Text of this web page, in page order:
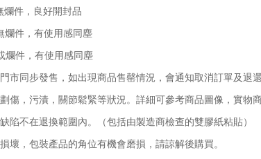
爛件，良好開封品
爛件，有使用感同塵
爛件，有使用感同塵
市同步發售，如出現商品售罄情況，會通知取消訂單及退還
傷，污漬，關節鬆緊等狀況。詳細可參考商品圖像，實物
陷不在退換範圍內。（包括由製造商檢查的雙膠紙粘貼）
壞，包裝產品的角位有機會磨損，請諒解後購買。